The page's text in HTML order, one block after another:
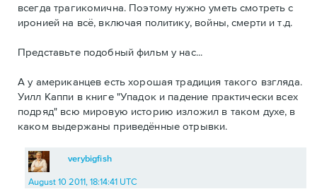
всегда трагикомична. Поэтому нужно уметь смотреть с
иронией на всё, включая политику, войны, смерти и т.д.
Представьте подобный фильм у нас...
А у американцев есть хорошая традиция такого взгляда.
Уилл Каппи в книге "Упадок и падение практически всех
подряд" всю мировую историю изложил в таком духе, в
каком выдержаны приведённые отрывки.
verybigfish
August 10 2011, 18:14:41 UTC